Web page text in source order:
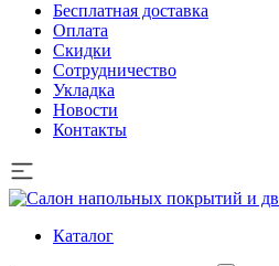
Бесплатная доставка
Оплата
Скидки
Сотрудничество
Укладка
Новости
Контакты
Каталог